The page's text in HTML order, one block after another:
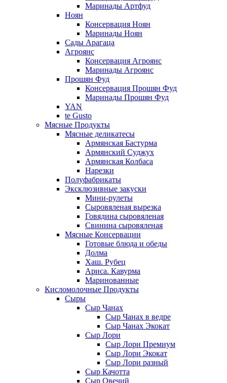
Маринады Артфуд
Ноян
Консервация Ноян
Маринады Ноян
Сады Арагаца
Агроянс
Консервация Агроянс
Маринады Агроянс
Прошян Фуд
Консервация Прошян Фуд
Маринады Прошян Фуд
YAN
te Gusto
Мясные Продукты
Мясные деликатесы
Армянская Бастурма
Армянский Суджух
Армянская Колбаса
Нарезки
Полуфабрикаты
Эксклюзивные закуски
Мини-рулеты
Сыровяленая вырезка
Говядина сыровяленая
Свинина сыровяленая
Мясные Консервации
Готовые блюда и обеды
Долма
Хаш. Рубец
Ариса. Кавурма
Маринованные
Кисломолочные Продукты
Сыры
Сыр Чанах
Сыр Чанах в ведре
Сыр Чанах Экокат
Сыр Лори
Сыр Лори Премиум
Сыр Лори Экокат
Сыр Лори разный
Сыр Качотта
Сыр Овечий